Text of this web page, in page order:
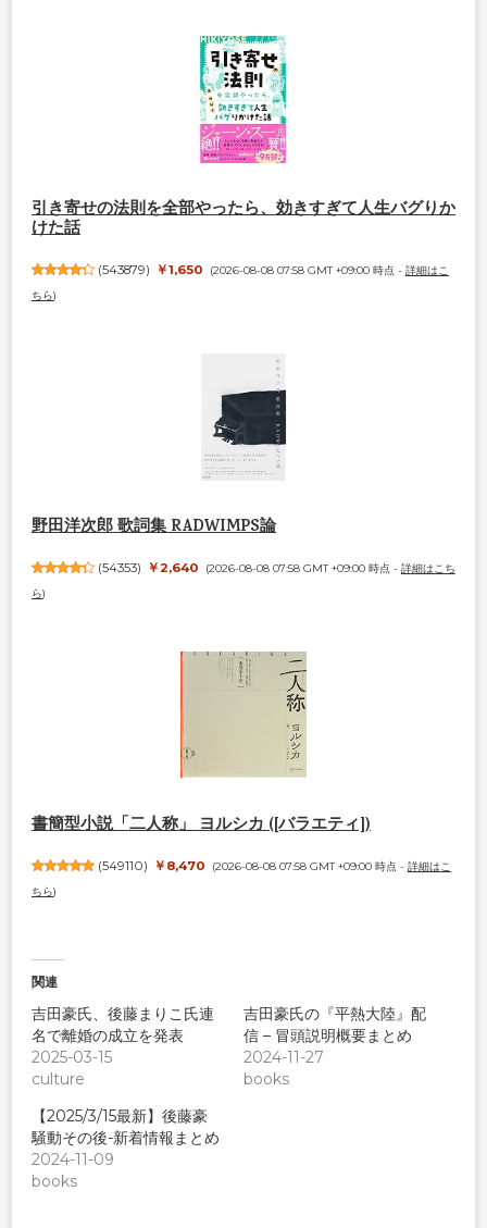
引き寄せの法則を全部やったら、効きすぎて人生バグりか
けた話
(543879) ￥1,650 (2026-08-08 07:58 GMT +09:00 時点 - 詳細はこ
ちら)
野田洋次郎 歌詞集 RADWIMPS論
(54353) ￥2,640 (2026-08-08 07:58 GMT +09:00 時点 - 詳細はこち
ら)
書簡型小説「二人称」 ヨルシカ ([バラエティ])
(549110) ￥8,470 (2026-08-08 07:58 GMT +09:00 時点 - 詳細はこ
ちら)
関連
吉田豪氏、後藤まりこ氏連
名で離婚の成立を発表
2025-03-15
culture
吉田豪氏の『平熱大陸』配
信 – 冒頭説明概要まとめ
2024-11-27
books
【2025/3/15最新】後藤豪
騒動その後-新着情報まとめ
2024-11-09
books